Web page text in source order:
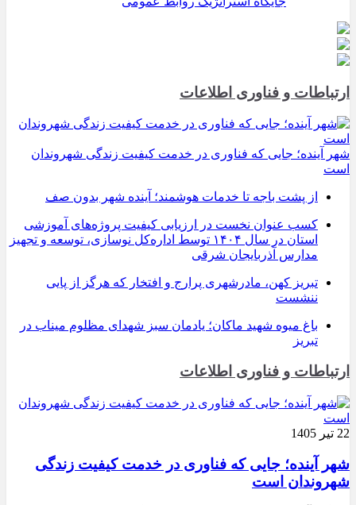
ارتباطات و فناوری اطلاعات
شهر آینده؛ جایی که فناوری در خدمت کیفیت زندگی شهروندان
است
از پشت باجه تا خدمات هوشمند؛ آینده شهر بدون صف
کسب عنوان نخست در ارزیابی کیفیت پروژه‌های آموزشی
استان در سال ۱۴۰۴ توسط اداره‌کل نوسازی، توسعه و تجهیز
مدارس آذربایجان شرقی
تبریز کهن، مادرشهری پرارج و افتخار که هرگز از پایی
ننشست
باغ میوه شهید ماکان؛ یادمان سبز شهدای مظلوم میناب در
تبریز
ارتباطات و فناوری اطلاعات
22 تیر 1405
شهر آینده؛ جایی که فناوری در خدمت کیفیت زندگی
شهروندان است